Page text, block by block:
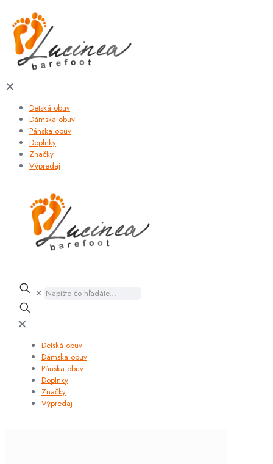
✕
Detská obuv
Dámska obuv
Pánska obuv
Doplnky
Značky
Výpredaj
✕
✕
Detská obuv
Dámska obuv
Pánska obuv
Doplnky
Značky
Výpredaj